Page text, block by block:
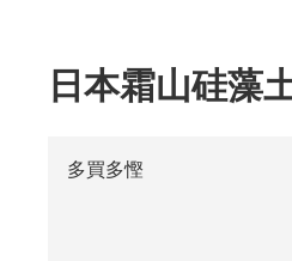
日本霜山硅藻
多買多慳